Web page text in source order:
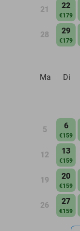
21 22
€179
28 29
€179
Ma
Di
5 6
€159
12 13
€159
19 20
€159
26 27
€159